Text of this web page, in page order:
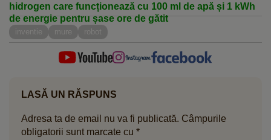
hidrogen care funcționează cu 100 ml de apă și 1 kWh
de energie pentru șase ore de gătit
inventie mure robot
LASĂ UN RĂSPUNS
Adresa ta de email nu va fi publicată. Câmpurile
obligatorii sunt marcate cu *